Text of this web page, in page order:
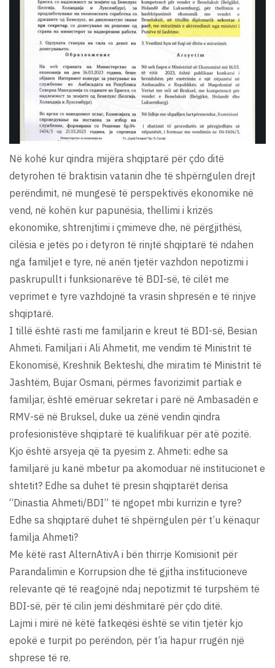
Në kohë kur qindra mijëra shqiptarë për çdo ditë
detyrohen të braktisin vatanin dhe të shpërngulen drejt
perëndimit, në mungesë të perspektivës ekonomike në
vend, në kohën kur papunësia, thellimi i krizës
ekonomike, shtrenjtimi i çmimeve dhe, në përgjithësi,
cilësia e jetës po i detyron të rinjtë shqiptarë të ndahen
nga familjet e tyre, në anën tjetër vazhdon nepotizmi i
paskrupullt i funksionarëve të BDI-së, të cilët me
veprimet e tyre vazhdojnë ta vrasin shpresën e të rinjve
shqiptarë.
I tillë është rasti me familjarin e kreut të BDI-së, Besian
Ahmeti. Familjari i Ali Ahmetit, me vendim të Ministrit të
Ekonomisë, Kreshnik Bekteshi, dhe miratim të Ministrit të
Jashtëm, Bujar Osmani, përmes favorizimit partiak e
familjar, është emëruar sekretar i parë në Ambasadën e
RMV-së në Bruksel, duke ua zënë vendin qindra
profesionistëve shqiptarë të kualifikuar për atë pozitë.
Kjo është arsyeja që ta pyesim z. Ahmeti: edhe sa
familjarë ju kanë mbetur pa akomoduar në institucionet e
shtetit? Edhe sa duhet të presin shqiptarët derisa
“Dinastia Ahmeti/BDI” të ngopet mbi kurrizin e tyre?
Edhe sa shqiptarë duhet të shpërngulen për t’u kënaqur
familja Ahmeti?
Me këtë rast AlternAtivA i bën thirrje Komisionit për
Parandalimin e Korrupsion dhe të gjitha institucioneve
relevante që të reagojnë ndaj nepotizmit të turpshëm të
BDI-së, për të cilin jemi dëshmitarë për çdo ditë.
Lajmi i mirë në këtë fatkeqësi është se vitin tjetër kjo
epokë e turpit po perëndon, për t’ia hapur rrugën një
shprese të re.